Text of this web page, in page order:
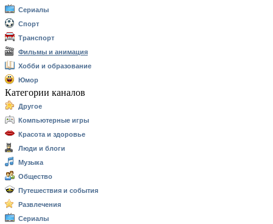
Сериалы
Спорт
Транспорт
Фильмы и анимация
Хобби и образование
Юмор
Категории каналов
Другое
Компьютерные игры
Красота и здоровье
Люди и блоги
Музыка
Общество
Путешествия и события
Развлечения
Сериалы